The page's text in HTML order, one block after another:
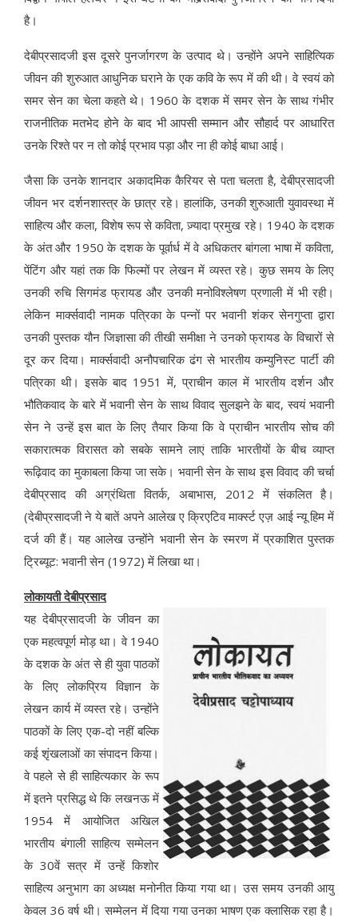
है।
देबीप्रसादजी इस दूसरे पुनर्जागरण के उत्पाद थे। उन्होंने अपने साहित्यिक
जीवन की शुरुआत आधुनिक घराने के एक कवि के रूप में की थी। वे स्वयं को
समर सेन का चेला कहते थे। 1960 के दशक में समर सेन के साथ गंभीर
राजनीतिक मतभेद होने के बाद भी आपसी सम्मान और सौहार्द पर आधारित
उनके रिश्ते पर न तो कोई प्रभाव पड़ा और ना ही कोई बाधा आई।
जैसा कि उनके शानदार अकादमिक कैरियर से पता चलता है, देबीप्रसादजी
जीवन भर दर्शनशास्त्र के छात्र रहे। हालांकि, उनकी शुरुआती युवावस्था में
साहित्य और कला, विशेष रूप से कविता, ज़्यादा प्रमुख रहे। 1940 के दशक
के अंत और 1950 के दशक के पूर्वार्ध में वे अधिकतर बांगला भाषा में कविता,
पेंटिंग और यहां तक कि फिल्मों पर लेखन में व्यस्त रहे। कुछ समय के लिए
उनकी रुचि सिगमंड फ्रायड और उनकी मनोविश्लेषण प्रणाली में भी रही।
लेकिन मार्क्सवादी नामक पत्रिका के पन्नों पर भवानी शंकर सेनगुप्ता द्वारा
उनकी पुस्तक यौन जिज्ञासा की तीखी समीक्षा ने उनको फ्रायड के विचारों से
दूर कर दिया। मार्क्सवादी अनौपचारिक ढंग से भारतीय कम्युनिस्ट पार्टी की
पत्रिका थी। इसके बाद 1951 में, प्राचीन काल में भारतीय दर्शन और
भौतिकवाद के बारे में भवानी सेन के साथ विवाद सुलझने के बाद, स्वयं भवानी
सेन ने उन्हें इस बात के लिए तैयार किया कि वे प्राचीन भारतीय सोच की
सकारात्मक विरासत को सबके सामने लाएं ताकि भारतीयों के बीच व्याप्त
रूढ़िवाद का मुकाबला किया जा सके। भवानी सेन के साथ इस विवाद की चर्चा
देबीप्रसाद की अग्रंथिता वितर्क, अबाभास, 2012 में संकलित है।
(देबीप्रसादजी ने ये बातें अपने आलेख ए क्रिएटिव मार्क्स्ट एज़ आई न्यू हिम में
दर्ज की हैं। यह आलेख उन्होंने भवानी सेन के स्मरण में प्रकाशित पुस्तक
ट्रिब्यूट: भवानी सेन (1972) में लिखा था।
लोकायती देबीप्रसाद
यह देबीप्रसादजी के जीवन का
एक महत्वपूर्ण मोड़ था। वे 1940
के दशक के अंत से ही युवा पाठकों
के लिए लोकप्रिय विज्ञान के
लेखन कार्य में व्यस्त रहे। उन्होंने
पाठकों के लिए एक-दो नहीं बल्कि
कई शृंखलाओं का संपादन किया।
वे पहले से ही साहित्यकार के रूप
में इतने प्रसिद्ध थे कि लखनऊ में
1954 में आयोजित अखिल
भारतीय बंगाली साहित्य सम्मेलन
के 30वें सत्र में उन्हें किशोर
साहित्य अनुभाग का अध्यक्ष मनोनीत किया गया था। उस समय उनकी आयु
केवल 36 वर्ष थी। सम्मेलन में दिया गया उनका भाषण एक क्लासिक रहा है।